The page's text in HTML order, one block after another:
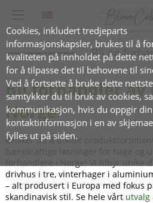
Cookies, inkludert tredjeparts
informasjonskapsler, brukes til å
kvaliteten på innholdet på dette
for å tilpasse det til behovene til
Ved å fortsette å bruke dette
samtykker du til bruk av cookies,
kommunikasjon, hvis du oppgir din
kontaktinformasjon i en av
fylles ut på siden.
Bli en
Bli forhandler av
Norge
Ønsker du å utvide
bærekraftige løsninger for hage og
forhandlere i Norge! Vi tilbyr unike
drivhus i tre, vinterhager i
– alt produsert i Europa med fokus
skandinavisk stil. Se hele vårt utvalg